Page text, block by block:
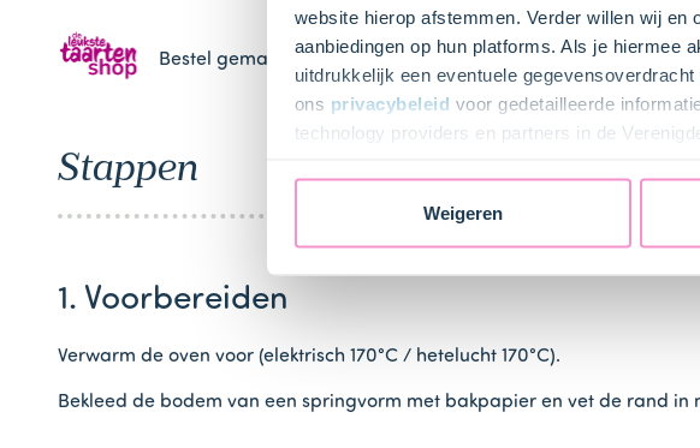
website hierop afstemmen. Verder willen wij
aanbiedingen op hun platforms. Als je hiermee
uitdrukkelijk een eventuele
ons privacybeleid voor gedetailleerde
technology providers en partners in de
Weigeren
Bestel gemakkelijk en snel je bakproducten bij ons zusje
Stappen
1. Voorbereiden
Verwarm de oven voor (elektrisch 170°C / hetelucht 170°C).
Bekleed de bodem van een springvorm met bakpapier en vet de rand in